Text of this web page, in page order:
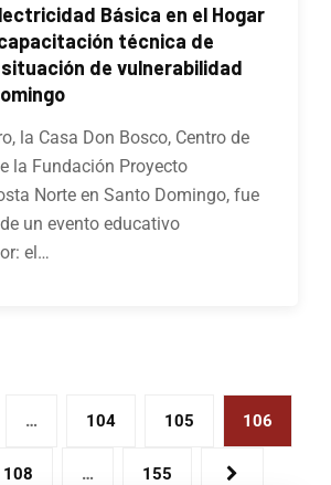
Básica en el Hogar
técnica de
de vulnerabilidad
la Casa Don Bosco, Centro de
la Fundación Proyecto
Norte en Santo Domingo, fue
un evento educativo
el…
… 104 105 106
108 … 155